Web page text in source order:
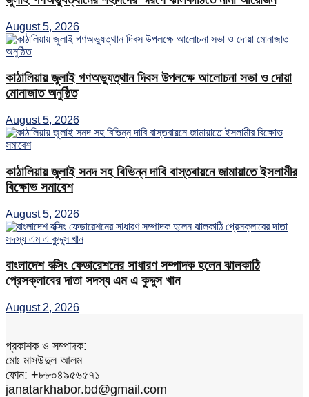
August 5, 2026
কাঠালিয়ায় জুলাই গণঅভ্যুত্থান দিবস উপলক্ষে আলোচনা সভা ও দোয়া
মোনাজাত অনুষ্ঠিত
August 5, 2026
কাঠালিয়ায় জুলাই সনদ সহ বিভিন্ন দাবি বাস্তবায়নে জামায়াতে ইসলামীর
বিক্ষোভ সমাবেশ
August 5, 2026
বাংলাদেশ বক্সিং ফেডারেশনের সাধারণ সম্পাদক হলেন ঝালকাঠি
প্রেসক্লাবের দাতা সদস্য এম এ কুদ্দুস খান
August 2, 2026
প্রকাশক ও সম্পাদক:
মোঃ মাসউদুল আলম
ফোন: +৮৮০৪৯৫৬৫৭১
janatarkhabor.bd@gmail.com